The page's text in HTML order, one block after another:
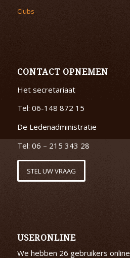
Clubs
CONTACT OPNEMEN
Het secretariaat
Tel: 06-148 872 15
De Ledenadministratie
Tel: 06 – 215 343 28
STEL UW VRAAG
USERONLINE
We hebben 26 gebruikers online